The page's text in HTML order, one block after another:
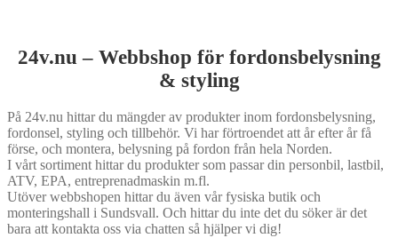
539kr
24v.nu – Webbshop för fordonsbelysning
& styling
På 24v.nu hittar du mängder av produkter inom fordonsbelysning,
fordonsel, styling och tillbehör. Vi har förtroendet att år efter år få
förse, och montera, belysning på fordon från hela Norden.
I vårt sortiment hittar du produkter som passar din personbil, lastbil,
ATV, EPA, entreprenadmaskin m.fl.
Utöver webbshopen hittar du även vår fysiska butik och
monteringshall i Sundsvall. Och hittar du inte det du söker är det
bara att kontakta oss via chatten så hjälper vi dig!